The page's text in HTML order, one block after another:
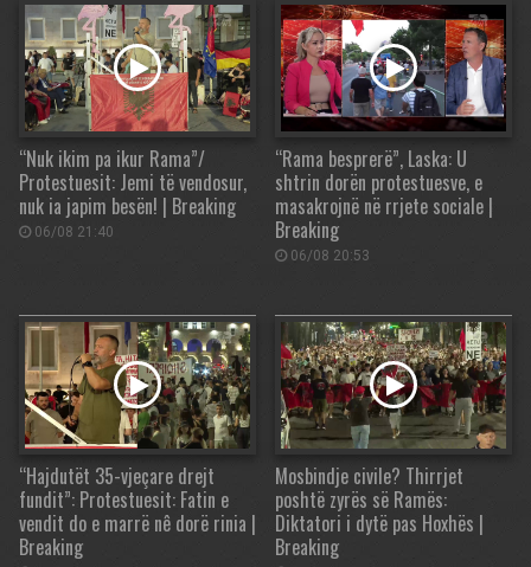
“Nuk ikim pa ikur Rama”/
Protestuesit: Jemi të vendosur,
nuk ia japim besën! | Breaking
06/08 21:40
“Rama besprerë”, Laska: U
shtrin dorën protestuesve, e
masakrojnë në rrjete sociale |
Breaking
06/08 20:53
“Hajdutët 35-vjeçare drejt
fundit”: Protestuesit: Fatin e
vendit do e marrë nê dorë rinia |
Breaking
Mosbindje civile? Thirrjet
poshtë zyrës së Ramës:
Diktatori i dytë pas Hoxhës |
Breaking